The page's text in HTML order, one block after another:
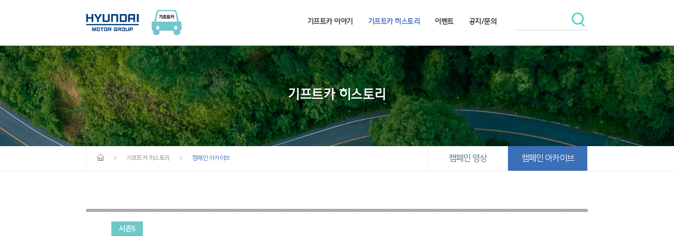
기프트카 이야기 기프트카 히스토리 이벤트 공지/문의
기프트카 히스토리
기프트카 히스토리 캠페인 아카이브 캠페인 영상 캠페인 아카이브
시즌5